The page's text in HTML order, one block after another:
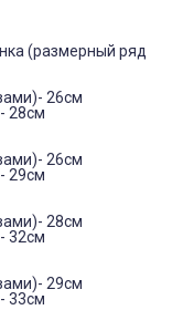
(размерный ряд
26см
28см
26см
29см
28см
32см
29см
33см